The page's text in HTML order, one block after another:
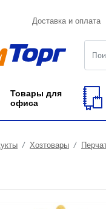
Доставка и оплата
Товары для
офиса
Хозтовары